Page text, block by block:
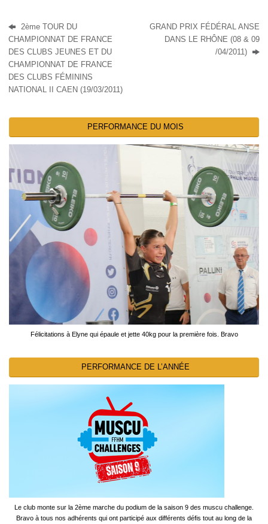
2ème TOUR DU
CHAMPIONNAT DE FRANCE
DES CLUBS JEUNES ET DU
CHAMPIONNAT DE FRANCE
DES CLUBS FÉMININS
NATIONAL II CAEN (19/03/2011)
GRAND PRIX FÉDÉRAL ANSE
DANS LE RHÔNE (08 & 09
/04/2011)
PERFORMANCE DU MOIS
Félicitations à Elyne qui épaule et jette 40kg pour la première fois. Bravo
PERFORMANCE DE L’ANNÉE
Le club monte sur la 2ème marche du podium de la saison 9 des muscu challenge.
Bravo à tous nos adhérents qui ont participé aux différents défis tout au long de la